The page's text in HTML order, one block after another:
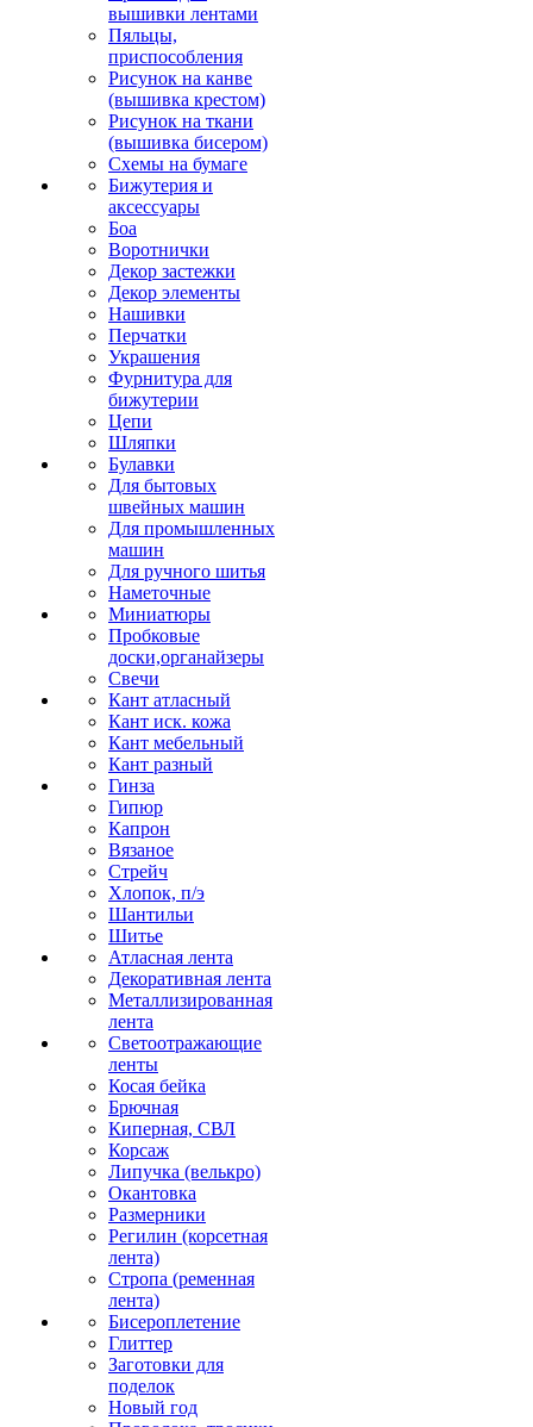
вышивки лентами
Пяльцы,
приспособления
Рисунок на канве
(вышивка крестом)
Рисунок на ткани
(вышивка бисером)
Схемы на бумаге
Бижутерия и
аксессуары
Боа
Воротнички
Декор застежки
Декор элементы
Нашивки
Перчатки
Украшения
Фурнитура для
бижутерии
Цепи
Шляпки
Булавки
Для бытовых
швейных машин
Для промышленных
машин
Для ручного шитья
Наметочные
Миниатюры
Пробковые
доски,органайзеры
Свечи
Кант атласный
Кант иск. кожа
Кант мебельный
Кант разный
Гинза
Гипюр
Капрон
Вязаное
Стрейч
Хлопок, п/э
Шантильи
Шитье
Атласная лента
Декоративная лента
Металлизированная
лента
Светоотражающие
ленты
Косая бейка
Брючная
Киперная, СВЛ
Корсаж
Липучка (велькро)
Окантовка
Размерники
Регилин (корсетная
лента)
Стропа (ременная
лента)
Бисероплетение
Глиттер
Заготовки для
поделок
Новый год